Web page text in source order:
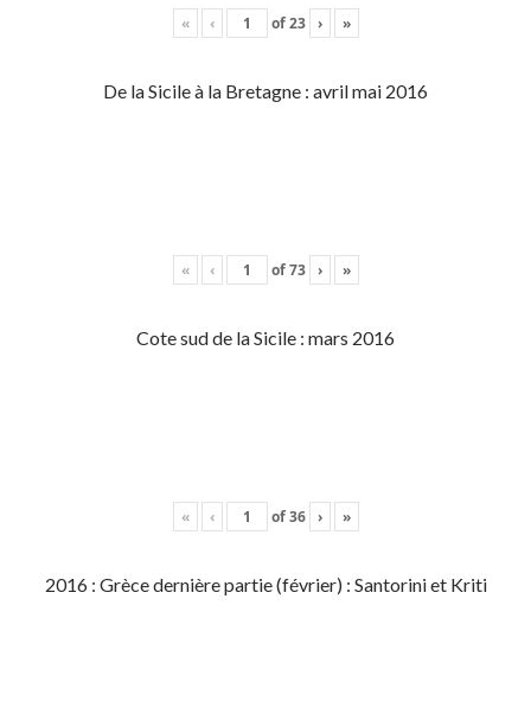
« ‹ of23 › »
De la Sicile à la Bretagne : avril mai 2016
« ‹ of73 › »
Cote sud de la Sicile : mars 2016
« ‹ of36 › »
2016 : Grèce dernière partie (février) : Santorini et Kriti